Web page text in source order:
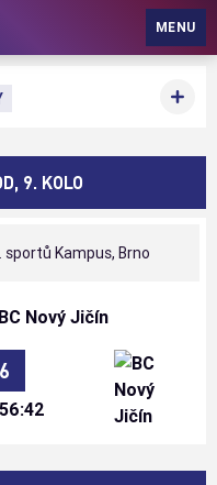
MENU
9. KOLO
sportů Kampus, Brno
Nový Jičín